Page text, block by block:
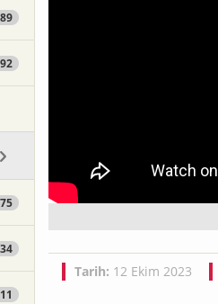
Tarih: 12 Ekim 2023